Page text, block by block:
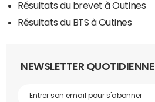
Résultats du brevet à Outines
Résultats du BTS à Outines
NEWSLETTER QUOTIDIENNE